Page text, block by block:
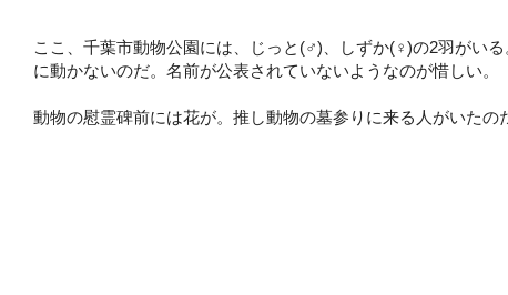
ここ、千葉市動物公園には、じっと(♂)、しずか(♀)の2羽がい
に動かないのだ。名前が公表されていないようなのが惜しい。
動物の慰霊碑前には花が。推し動物の墓参りに来る人がいたの